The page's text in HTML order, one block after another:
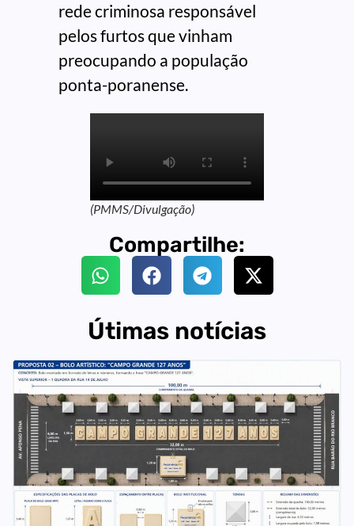
rede criminosa responsável
pelos furtos que vinham
preocupando a população
ponta-poranense.
(PMMS/Divulgação)
Compartilhe:
Útimas notícias